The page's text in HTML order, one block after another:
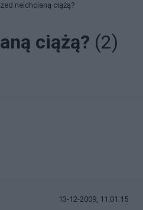
neichcianą ciążą?
ciążą? (2)
13-12-2009, 11:01:15